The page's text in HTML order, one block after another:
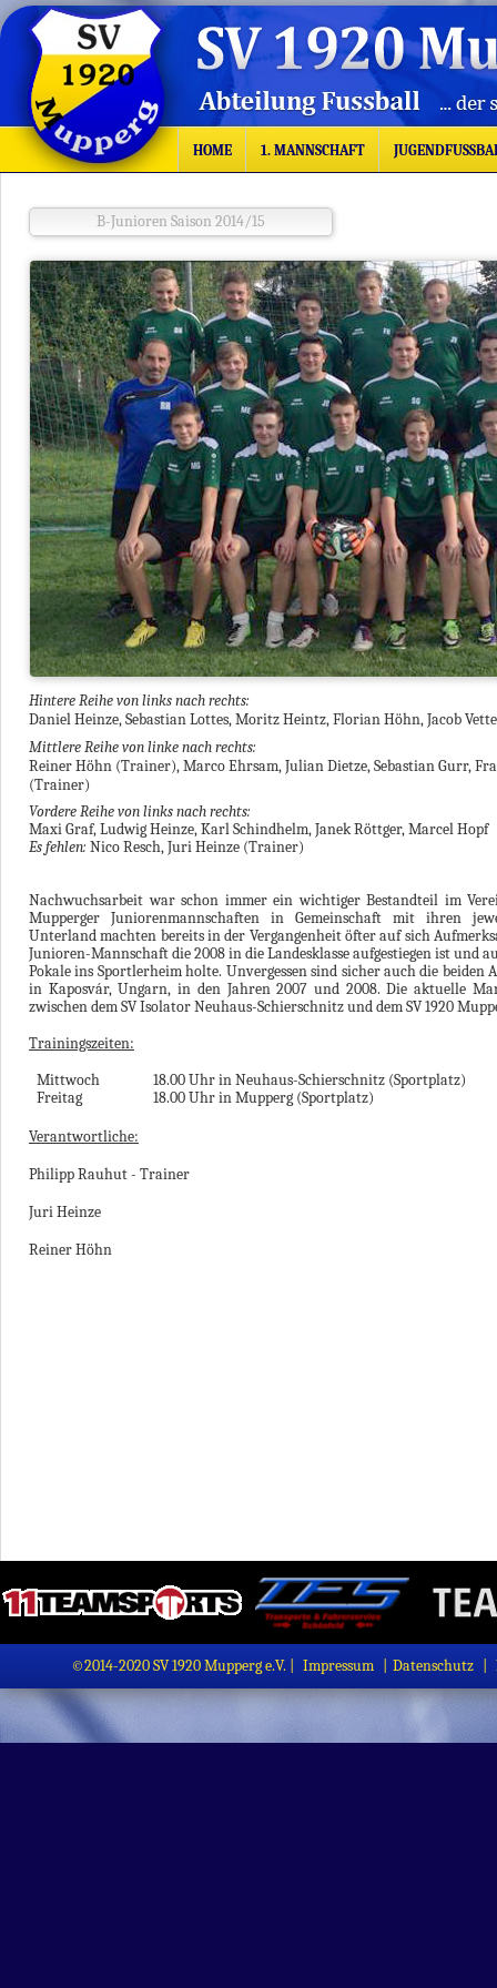
HOME 1. MANNSCHAFT
B-Junioren Saison 2014/15
Hintere Reihe von links nach rechts:
Daniel Heinze, Sebastian Lottes, Moritz Heintz, Florian Höhn, Jacob
Mittlere Reihe von linke nach rechts:
Reiner Höhn (Trainer), Marco Ehrsam, Julian Dietze, Sebastian Gurr,
(Trainer)
Vordere Reihe von links nach rechts:
Maxi Graf, Ludwig Heinze, Karl Schindhelm, Janek Röttger, Marcel Hopf
Es fehlen: Nico Resch, Juri Heinze (Trainer)
Nachwuchsarbeit war schon immer ein wichtiger Bestandteil im
Mupperger Juniorenmannschaften in Gemeinschaft mit ihren
Unterland machten bereits in der Vergangenheit öfter auf sich
Junioren-Mannschaft die 2008 in die Landesklasse aufgestiegen ist und
Pokale ins Sportlerheim holte. Unvergessen sind sicher auch die beiden
in Kaposvár, Ungarn, in den Jahren 2007 und 2008. Die aktuelle
zwischen dem SV Isolator Neuhaus-Schierschnitz und dem SV 1920
Trainingszeiten:
Mittwoch
18.00 Uhr in Neuhaus-Schierschnitz (Sportplatz)
Freitag
18.00 Uhr in Mupperg (Sportplatz)
Verantwortliche:
Philipp Rauhut - Trainer
Juri Heinze
Reiner Höhn
©2014-2020 SV 1920 Mupperg e.V. | Impressum Datenschutz